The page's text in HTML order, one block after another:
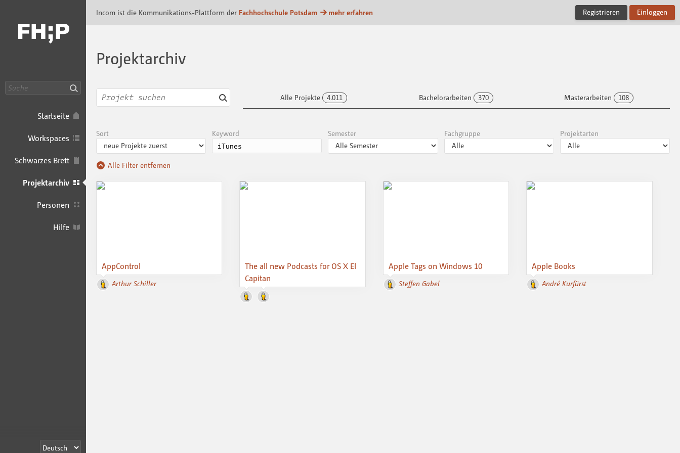
Startseite
Workspaces
Schwarzes Brett
Projektarchiv
Personen
Hilfe
Incom ist die Kommunikations-Plattform der Fachhochschule Potsdam mehr erfahren Registrieren Einloggen
Projektarchiv
Alle Projekte 4.011 Bachelorarbeiten 370 Masterarbeiten 108
Sort Keyword Semester Fachgruppe Projektarten
Alle Filter entfernen
AppControl
Arthur Schiller
The all new Podcasts for OS X El
Capitan
Apple Tags on Windows 10
Steffen Gabel
Apple Books
André Kurfürst